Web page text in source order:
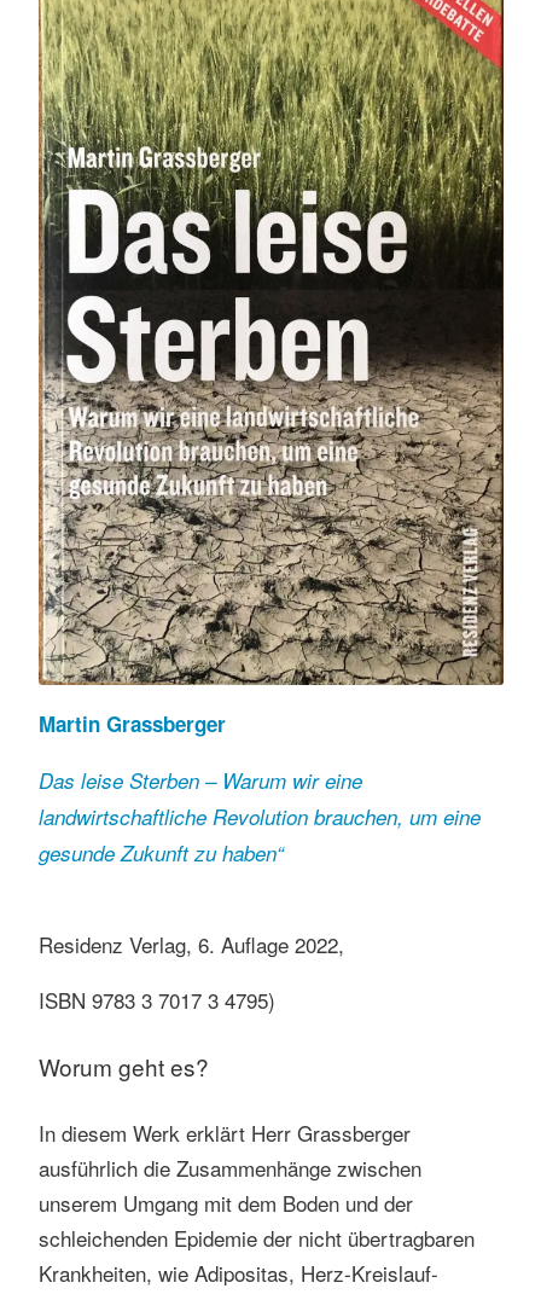
Martin Grassberger
Das leise Sterben – Warum wir eine
landwirtschaftliche Revolution brauchen, um eine
gesunde Zukunft zu haben“
Residenz Verlag, 6. Auflage 2022,
ISBN 9783 3 7017 3 4795)
Worum geht es?
In diesem Werk erklärt Herr Grassberger
ausführlich die Zusammenhänge zwischen
unserem Umgang mit dem Boden und der
schleichenden Epidemie der nicht übertragbaren
Krankheiten, wie Adipositas, Herz-Kreislauf-